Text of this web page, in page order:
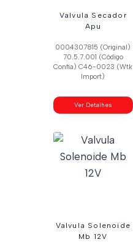
Valvula Secador
Apu
0004307815 (Original)
70.5.7.001 (Código
Confia) C46-0023 (Wtk
Import)
Ver Detalhes
Valvula Solenoide
Mb 12V